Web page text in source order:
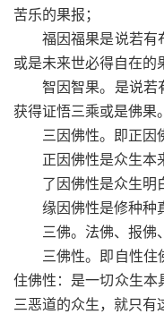
苦乐的果报；
福因福果是说若有
或是未来世必得自在的
智因智果。是说若
获得证悟三乘或是佛果。
三因佛性。即正因佛
正因佛性是众生本来
了因佛性是众生明白
缘因佛性是修种种真
三佛。法佛、报佛、
三佛性。即自性住
住佛性：是一切众生本
三恶道的众生，就只有